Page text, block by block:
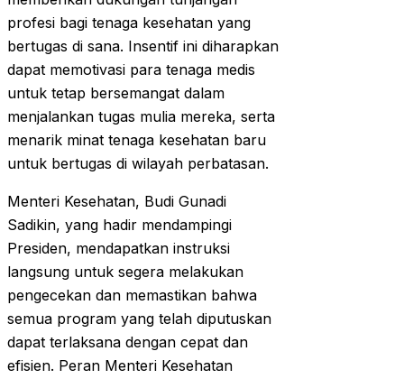
profesi bagi tenaga kesehatan yang
bertugas di sana. Insentif ini diharapkan
dapat memotivasi para tenaga medis
untuk tetap bersemangat dalam
menjalankan tugas mulia mereka, serta
menarik minat tenaga kesehatan baru
untuk bertugas di wilayah perbatasan.
Menteri Kesehatan, Budi Gunadi
Sadikin, yang hadir mendampingi
Presiden, mendapatkan instruksi
langsung untuk segera melakukan
pengecekan dan memastikan bahwa
semua program yang telah diputuskan
dapat terlaksana dengan cepat dan
efisien. Peran Menteri Kesehatan